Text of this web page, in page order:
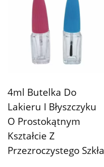
4ml Butelka Do
Lakieru I Błyszczyku
O Prostokątnym
Kształcie Z
Przezroczystego Szkła